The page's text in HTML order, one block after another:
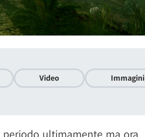
Video Immagini
ultimamente ma ora